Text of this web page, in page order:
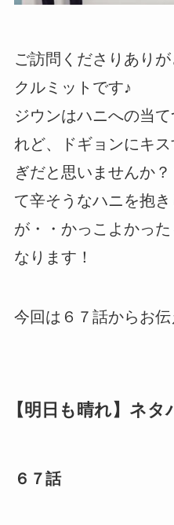
ご訪問くださりありが
クルミットです♪
ジウンはハニへの当
れど、ドギョンにキ
ぎだと思いませんか
て辛そうなハニを抱
が・・かっこよかっ
なります！
今回は６７話からお
【明日も晴れ】ネタ
６７話